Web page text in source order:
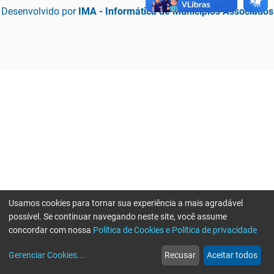
Desenvolvido por IMA - Informática de Municípios Associados
web
Notícias
more_horiz
Mais
Usamos cookies para tornar sua experiência a mais agradável
possível. Se continuar navegando neste site, você assume
concordar com nossa Política de Cookies e Política de privacidade
Gerenciar Cookies... Recusar Aceitar todos
Erro ao enviar informações, por favor tente novamente